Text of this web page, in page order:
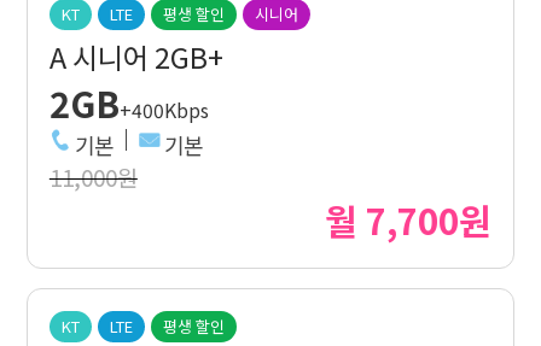
KT LTE 평생 할인 시니어
A 시니어 2GB+
2GB+400Kbps
기본 기본
11,000원
월 7,700원
KT LTE 평생 할인